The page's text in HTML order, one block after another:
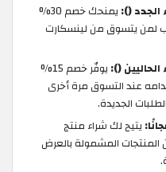
يمنحك خصم 30%
لمن يتسوق من لينسكارت
يوفّر خصم 15%
عند التسوق مرة أخرى
الجديدة.
يتيح لك شراء منتج
المنتجات المشمولة بالعرض